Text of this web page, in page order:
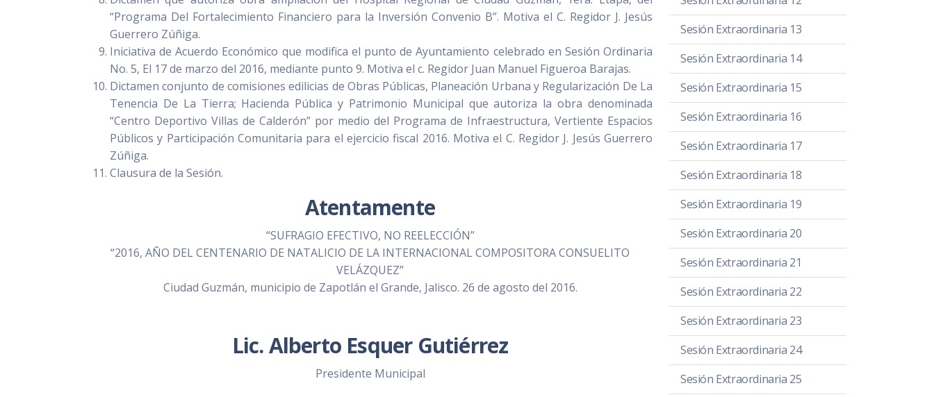
“Programa Del Fortalecimiento Financiero para la Inversión Convenio B”. Motiva el C. Regidor J. Jesús
Guerrero Zúñiga.
Iniciativa de Acuerdo Económico que modifica el punto de Ayuntamiento celebrado en Sesión Ordinaria
No. 5, El 17 de marzo del 2016, mediante punto 9. Motiva el c. Regidor Juan Manuel Figueroa Barajas.
Dictamen conjunto de comisiones edilicias de Obras Públicas, Planeación Urbana y Regularización De La
Tenencia De La Tierra; Hacienda Pública y Patrimonio Municipal que autoriza la obra denominada
“Centro Deportivo Villas de Calderón” por medio del Programa de Infraestructura, Vertiente Espacios
Públicos y Participación Comunitaria para el ejercicio fiscal 2016. Motiva el C. Regidor J. Jesús Guerrero
Zúñiga.
Clausura de la Sesión.
Atentamente
“SUFRAGIO EFECTIVO, NO REELECCIÓN”
“2016, AÑO DEL CENTENARIO DE NATALICIO DE LA INTERNACIONAL COMPOSITORA CONSUELITO
VELÁZQUEZ”
Ciudad Guzmán, municipio de Zapotlán el Grande, Jalisco. 26 de agosto del 2016.
Lic. Alberto Esquer Gutiérrez
Presidente Municipal
Sesión Extraordinaria 13
Sesión Extraordinaria 14
Sesión Extraordinaria 15
Sesión Extraordinaria 16
Sesión Extraordinaria 17
Sesión Extraordinaria 18
Sesión Extraordinaria 19
Sesión Extraordinaria 20
Sesión Extraordinaria 21
Sesión Extraordinaria 22
Sesión Extraordinaria 23
Sesión Extraordinaria 24
Sesión Extraordinaria 25